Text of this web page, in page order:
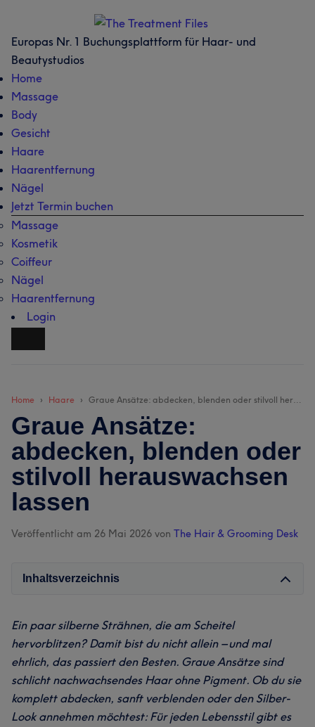
main
content
secondary
menu
primary
sidebar
footer
Europas Nr. 1 Buchungsplattform für Haar- und
Beautystudios
Home
Massage
Body
Gesicht
Haare
Haarentfernung
Nägel
Jetzt Termin buchen
Massage
Kosmetik
Coiffeur
Nägel
Haarentfernung
Login
Home Haare Graue Ansätze: abdecken, blenden oder stilvoll herauswachsen lassen
Graue Ansätze:
abdecken, blenden oder
stilvoll herauswachsen
lassen
Veröffentlicht am 26 Mai 2026 von The Hair & Grooming Desk
Inhaltsverzeichnis
Ein paar silberne Strähnen, die am Scheitel
hervorblitzen? Damit bist du nicht allein – und mal
ehrlich, das passiert den Besten. Graue Ansätze sind
schlicht nachwachsendes Haar ohne Pigment. Ob du sie
komplett abdecken, sanft verblenden oder den Silber-
Look annehmen möchtest: Für jeden Lebensstil gibt es